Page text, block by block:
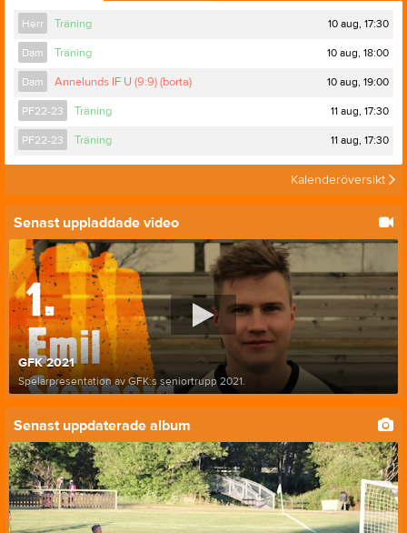
Herr Träning 10 aug, 17:30
Dam Träning 10 aug, 18:00
Dam Annelunds IF U (9:9) (borta) 10 aug, 19:00
PF22-23 Träning 11 aug, 17:30
PF22-23 Träning 11 aug, 17:30
Kalenderöversikt
Senast uppladdade video
GFK 2021
Spelarpresentation av GFK:s seniortrupp 2021.
Senast uppdaterade album